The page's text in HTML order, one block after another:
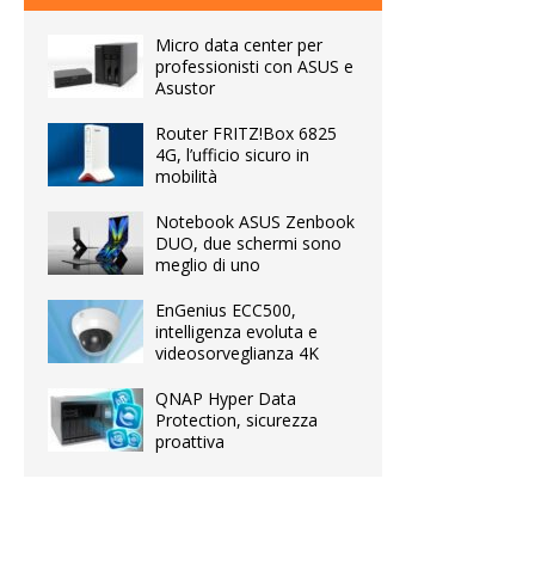
Micro data center per
professionisti con ASUS e
Asustor
Router FRITZ!Box 6825
4G, l’ufficio sicuro in
mobilità
Notebook ASUS Zenbook
DUO, due schermi sono
meglio di uno
EnGenius ECC500,
intelligenza evoluta e
videosorveglianza 4K
QNAP Hyper Data
Protection, sicurezza
proattiva